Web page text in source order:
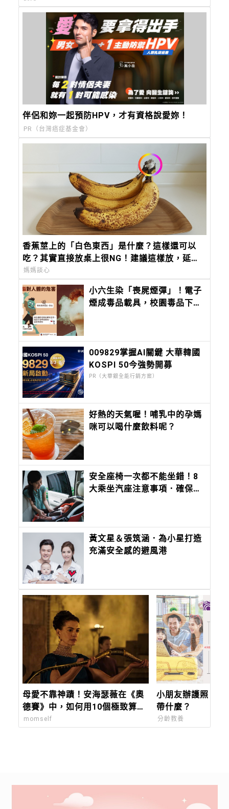
伴侶和妳一起預防HPV，才有資格說愛妳！
PR（台灣癌症基金會）
香蕉莖上的「白色東西」是什麼？這樣還可以
吃？其實直接放桌上很NG！建議這樣放，延長
保存期限！
媽媽談心
小六生染「喪屍煙彈」！電子
煙成毒品載具，校園毒品下
009829掌握AI關鍵 大華韓國
KOSPI 50今強勢開募
PR（大華銀全能行銷方案）
好熱的天氣喔！哺乳中的孕媽
咪可以喝什麼飲料呢？
安全座椅一次都不能坐錯！8
大乘坐汽座注意事項．確保孩
黃文星＆張筑涵．為小星打造
充滿安全感的避風港
母愛不靠神蹟！安海瑟薇在《奧
德賽》中，如何用10個極致算
計，在狼群中保全兒子？
momself
小朋友辦護照，去
帶什麼？
分齡教養